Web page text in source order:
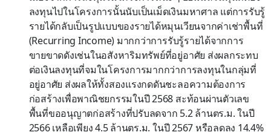
ลงทุนไปในโครงการนั้นนับเป็นเม็ดเงินมหาศาล แต่การรับรู้
รายได้กลับเป็นรูปแบบของรายได้หมุนเวียนจากค่าเช่าพื้นที่
(Recurring Income) มากกว่าการรับรู้รายได้จากการ
ขายขาดดังเช่นในอสังหาริมทรัพย์ที่อยู่อาศัย ส่งผลกระทบ
ต่อเงินลงทุนที่จมในโครงการมากกว่าการลงทุนในกลุ่มที่
อยู่อาศัย ส่งผลให้ทั้งสองแรงกดดันชะลอความต้องการ
ก่อสร้างเพื่อพาณิชยกรรมในปี 2568 สะท้อนผ่านตัวเลข
พื้นที่ขออนุญาตก่อสร้างที่ปรับลดจาก 5.2 ล้านตร.ม. ในปี
2566 เหลือเพียง 4.5 ล้านตร.ม. ในปี 2567 หรือลดลง 14.4%